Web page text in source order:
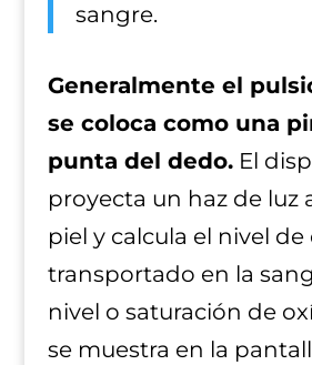
sangre.
Generalmente el
se coloca como una
punta del dedo.El
proyecta un haz de luz
piel y calcula el nivel
transportado en la
nivel o saturación de
se muestra en la